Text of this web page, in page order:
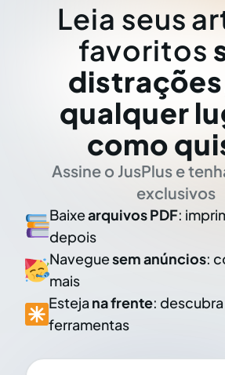
Leia seus
favoritos
distrações
qualquer
como
Assine o JusPlus e
exclusivos
Baixearquivos PDF:
depois
Naveguesem anúncios:
mais
Esteja na frente:
ferramentas